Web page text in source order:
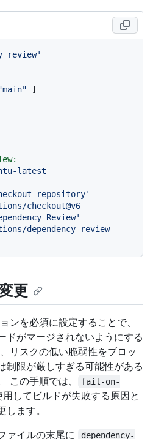
review'
]
latest
repository'
checkout@v6
Review'
dependency-review-
更
ンを必須に設定することで、
ドがマージされないようにする
リスクの低い脆弱性をブロッ
制限が厳しすぎる可能性がある
この手順では、
fail-on-
してビルドが失敗する原因と
ます。
ァイルの末尾に dependency-